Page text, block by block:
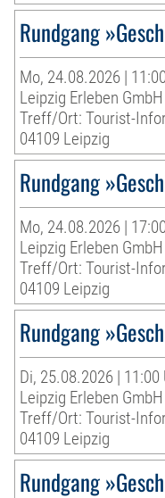
Rundgang
Mo, 24.08.2026 |
Leipzig Erleben GmbH
Treff/Ort: Tourist-
04109 Leipzig
Rundgang
Mo, 24.08.2026 |
Leipzig Erleben GmbH
Treff/Ort: Tourist-
04109 Leipzig
Rundgang
Di, 25.08.2026 | 11:00
Leipzig Erleben GmbH
Treff/Ort: Tourist-
04109 Leipzig
Rundgang